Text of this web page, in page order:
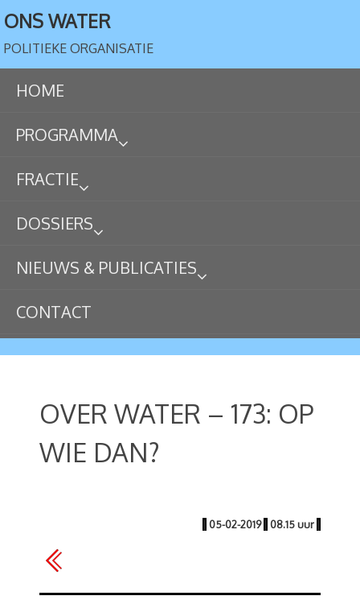
ONS WATER
POLITIEKE ORGANISATIE
HOME
PROGRAMMA
FRACTIE
DOSSIERS
NIEUWS & PUBLICATIES
CONTACT
OVER WATER – 173: OP
WIE DAN?
| 05-02-2019 | 08.15 uur |